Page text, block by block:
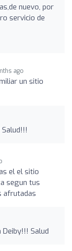
nuevo, por
servicio de
ago
un sitio
el el sitio
segun tus
afrutadas
Salud